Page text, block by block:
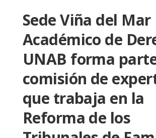
Sede Viña del Mar
Académico de
UNAB forma
comisión de
que trabaja en la
Reforma de los